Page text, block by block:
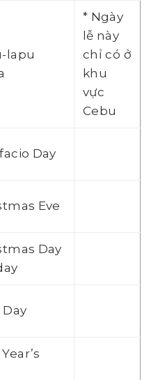
lapu
* Ngày
lễ này
chỉ có ở
khu
vực
Cebu
Day
Eve
Day
Day